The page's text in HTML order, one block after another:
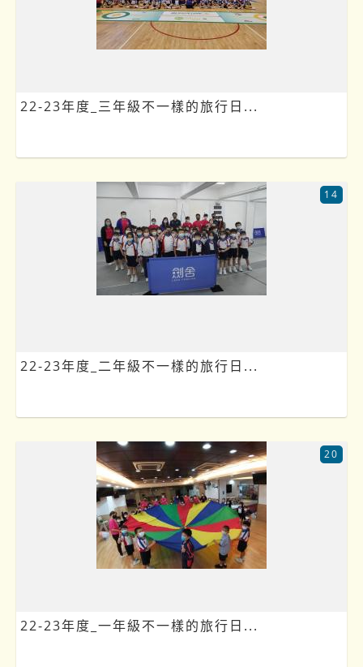
22-23年度_三年級不一樣的旅行日...
22-23年度_二年級不一樣的旅行日...
14
22-23年度_一年級不一樣的旅行日...
20